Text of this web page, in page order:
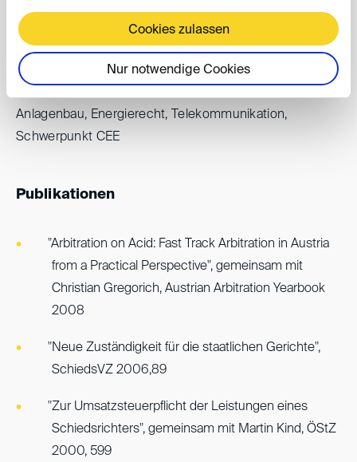
Cookies zulassen
Nur notwendige Cookies
Beisitzender: 33; Ad hoc-Schiedsverfahren:
Vorsitzender: 2, Einzelschiedsrichter: 2, Beisitzender: 4.
Als Parteivertreter: Mehr als 40 Verfahren. Gegenstand
Anlagenbau, Energierecht, Telekommunikation,
Schwerpunkt CEE
Publikationen
"Arbitration on Acid: Fast Track Arbitration in Austria
from a Practical Perspective", gemeinsam mit
Christian Gregorich, Austrian Arbitration Yearbook
2008
"Neue Zuständigkeit für die staatlichen Gerichte",
SchiedsVZ 2006,89
"Zur Umsatzsteuerpflicht der Leistungen eines
Schiedsrichters", gemeinsam mit Martin Kind, ÖStZ
2000, 599